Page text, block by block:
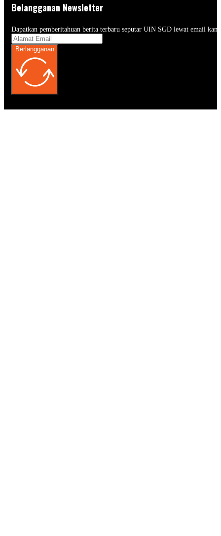
Belangganan Newsletter
Dapatkan pemberitahuan berita terbaru seputar UIN SGD lewat email
Berlangganan